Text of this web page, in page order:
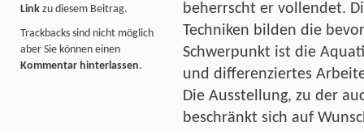
beherrscht er vollendet.
Techniken bilden die
Schwerpunkt ist die
und differenziertes
Die Ausstellung, zu der
beschränkt sich auf
Link zu diesem Beitrag.
Trackbacks sind nicht möglich
aber Sie können einen
Kommentar hinterlassen.